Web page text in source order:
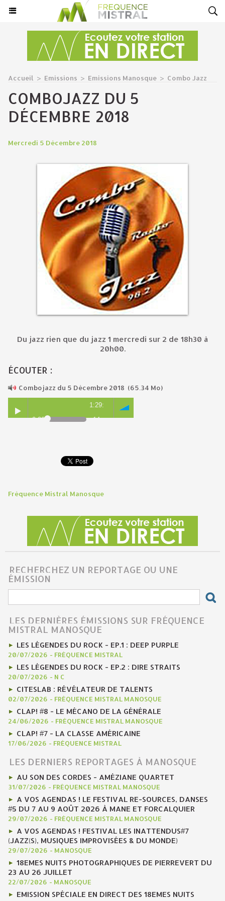
Accueil > Emissions > Emissions Manosque > Combo Jazz
COMBOJAZZ DU 5
DÉCEMBRE 2018
Mercredi 5 Décembre 2018
Du jazz rien que du jazz 1 mercredi sur 2 de 18h30 à
20h00.
ÉCOUTER :
Combojazz du 5 Décembre 2018 (65.34 Mo)
0:00
1:29:
14
Fréquence Mistral Manosque
RECHERCHEZ UN REPORTAGE OU UNE
ÉMISSION
LES DERNIÈRES ÉMISSIONS SUR FRÉQUENCE
MISTRAL MANOSQUE
LES LÉGENDES DU ROCK - EP.1 : DEEP PURPLE
20/07/2026 - FRÉQUENCE MISTRAL
LES LÉGENDES DU ROCK - EP.2 : DIRE STRAITS
20/07/2026 - N C
CITESLAB : RÉVÉLATEUR DE TALENTS
02/07/2026 - FRÉQUENCE MISTRAL MANOSQUE
CLAP! #8 - LE MÉCANO DE LA GÉNÉRALE
24/06/2026 - FRÉQUENCE MISTRAL MANOSQUE
CLAP! #7 - LA CLASSE AMÉRICAINE
17/06/2026 - FRÉQUENCE MISTRAL
LES DERNIERS REPORTAGES À MANOSQUE
AU SON DES CORDES - AMÉZIANE QUARTET
31/07/2026 - FRÉQUENCE MISTRAL MANOSQUE
A VOS AGENDAS ! LE FESTIVAL RE-SOURCES, DANSES
#5 DU 7 AU 9 AOÛT 2026 À MANE ET FORCALQUIER
29/07/2026 - FRÉQUENCE MISTRAL MANOSQUE
A VOS AGENDAS ! FESTIVAL LES INATTENDUS#7
(JAZZ(S), MUSIQUES IMPROVISÉES & DU MONDE)
29/07/2026 - MANOSQUE
18EMES NUITS PHOTOGRAPHIQUES DE PIERREVERT DU
23 AU 26 JUILLET
22/07/2026 - MANOSQUE
EMISSION SPÉCIALE EN DIRECT DES 18EMES NUITS